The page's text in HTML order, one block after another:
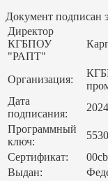
Документ подписан
Директор
КГБПОУ
"РАПТ"
Организация:
Дата
подписания:
Программный
ключ:
Сертификат:
Выдан: